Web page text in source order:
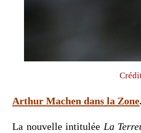
Arthur Machen dans la Zone
La nouvelle intitulée La